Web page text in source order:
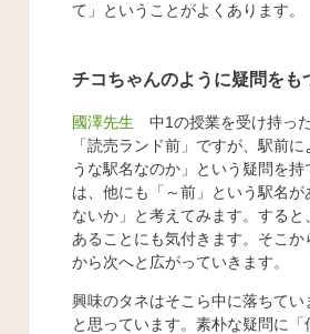
て」ということがよくあります。
チコちゃんのように疑問をも
國澤先生 中1の授業を受け持っ
「読売ランド前」ですが、駅前
うな駅名なのか」という疑問を
は、他にも「～前」という駅名
ないか」と考えてみます。 すると
あることにも気付きます。そこ
から次へと広がっていきます。
興味のタネはそこら中に落ちて
と思っています。素朴な疑問に